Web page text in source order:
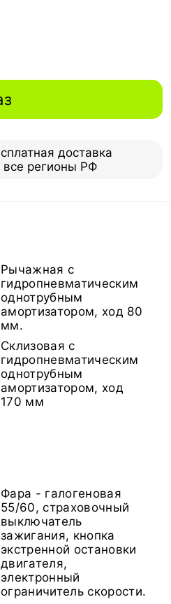
доставка
все регионы РФ
Рычажная с
гидропневматическим
однотрубным
амортизатором, ход 80
мм.
Склизовая с
гидропневматическим
однотрубным
амортизатором, ход
170 мм
Фара - галогеновая
55/60, страховочный
выключатель
зажигания, кнопка
экстренной остановки
двигателя,
электронный
ограничитель скорости.